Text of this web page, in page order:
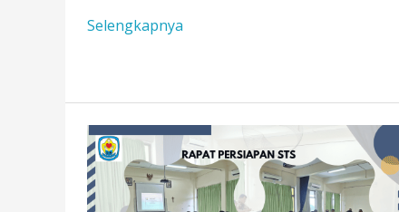
Coming
Selengkapnya